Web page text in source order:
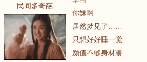
民间多奇葩
你妹啊
居然梦见了……
只想好好睡一觉
颜值不够身材凑